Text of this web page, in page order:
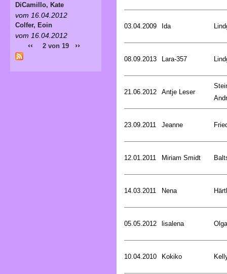
03.04.2009 Ida
08.09.2013 Lara-357
21.06.2012 Antje Leser
23.09.2011 Jeanne
12.01.2011 Miriam Smidt
14.03.2011 Nena
05.05.2012 lisalena
10.04.2010 Kokiko
DiCamillo, Kate
vom 16.04.2012
Colfer, Eoin
vom 16.04.2012
‹‹ 2 von 19 ››